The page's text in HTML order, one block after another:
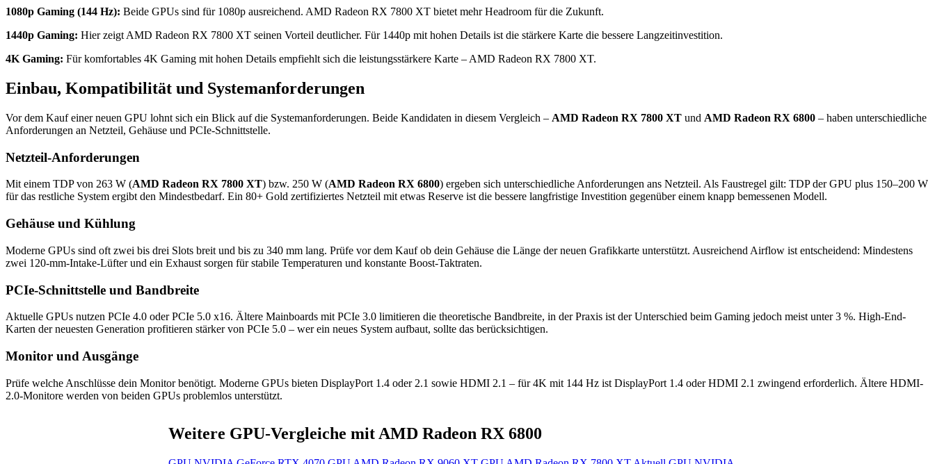
1080p Gaming (144 Hz): Beide GPUs sind für 1080p ausreichend. AMD Radeon RX 7800 XT bietet mehr Headroom für die Zukunft.
1440p Gaming: Hier zeigt AMD Radeon RX 7800 XT seinen Vorteil deutlicher. Für 1440p mit hohen Details ist die stärkere Karte die bessere Langzeitinvestition.
4K Gaming: Für komfortables 4K Gaming mit hohen Details empfiehlt sich die leistungsstärkere Karte – AMD Radeon RX 7800 XT.
Einbau, Kompatibilität und Systemanforderungen
Vor dem Kauf einer neuen GPU lohnt sich ein Blick auf die Systemanforderungen. Beide Kandidaten in diesem Vergleich – AMD Radeon RX 7800 XT und AMD Radeon RX 6800 – haben unterschiedliche
Anforderungen an Netzteil, Gehäuse und PCIe-Schnittstelle.
Netzteil-Anforderungen
Mit einem TDP von 263 W (AMD Radeon RX 7800 XT) bzw. 250 W (AMD Radeon RX 6800) ergeben sich unterschiedliche Anforderungen ans Netzteil. Als Faustregel gilt: TDP der GPU plus 150–200 W
für das restliche System ergibt den Mindestbedarf. Ein 80+ Gold zertifiziertes Netzteil mit etwas Reserve ist die bessere langfristige Investition gegenüber einem knapp bemessenen Modell.
Gehäuse und Kühlung
Moderne GPUs sind oft zwei bis drei Slots breit und bis zu 340 mm lang. Prüfe vor dem Kauf ob dein Gehäuse die Länge der neuen Grafikkarte unterstützt. Ausreichend Airflow ist entscheidend: Mindestens
zwei 120-mm-Intake-Lüfter und ein Exhaust sorgen für stabile Temperaturen und konstante Boost-Taktraten.
PCIe-Schnittstelle und Bandbreite
Aktuelle GPUs nutzen PCIe 4.0 oder PCIe 5.0 x16. Ältere Mainboards mit PCIe 3.0 limitieren die theoretische Bandbreite, in der Praxis ist der Unterschied beim Gaming jedoch meist unter 3 %. High-End-
Karten der neuesten Generation profitieren stärker von PCIe 5.0 – wer ein neues System aufbaut, sollte das berücksichtigen.
Monitor und Ausgänge
Prüfe welche Anschlüsse dein Monitor benötigt. Moderne GPUs bieten DisplayPort 1.4 oder 2.1 sowie HDMI 2.1 – für 4K mit 144 Hz ist DisplayPort 1.4 oder HDMI 2.1 zwingend erforderlich. Ältere HDMI-
2.0-Monitore werden von beiden GPUs problemlos unterstützt.
Weitere GPU-Vergleiche mit AMD Radeon RX 6800